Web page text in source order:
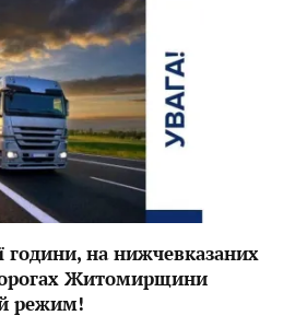
на нижчевказаних
Житомирщини
режим!